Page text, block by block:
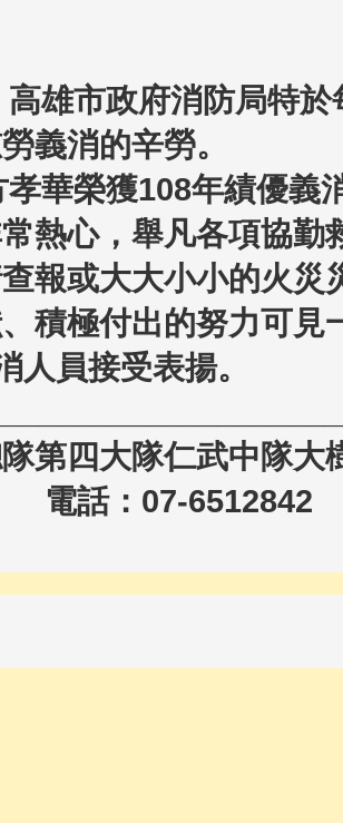
市政府消防局特於
義消的辛勞。
榮獲108年績優義
熱心，舉凡各項協勤
報或大大小小的火災
積極付出的努力可見
人員接受表揚。
第四大隊仁武中隊大
：07-6512842